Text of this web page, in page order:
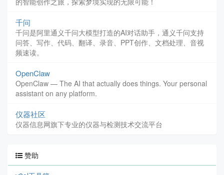
千问
千问是阿里通义千问大模型打造的AI对话助手，通义千问支持
问答、写作、代码、翻译、录音、PPT创作、文档处理、音视
频速读。
OpenClaw
OpenClaw — The AI that actually does things. Your personal
assistant on any platform.
仪器社区
仪器信息网旗下专业的仪器与检测技术交流平台
赞助